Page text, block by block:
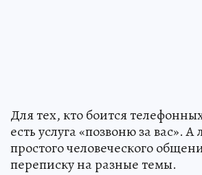
Для тех, кто боится
есть услуга «позвоню за
простого человеческого
переписку на разные темы.